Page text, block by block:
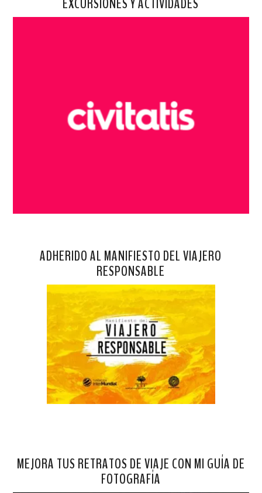
ADHERIDO AL MANIFIESTO DEL VIAJERO
RESPONSABLE
MEJORA TUS RETRATOS DE VIAJE CON MI GUÍA DE
FOTOGRAFÍA